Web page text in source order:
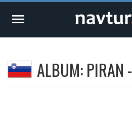
menu
ALBUM: PIRAN